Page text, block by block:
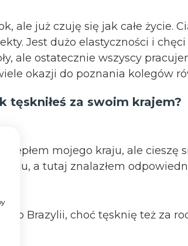
ale już czuję się jak całe życie.
Jest dużo elastyczności i
ale ostatecznie wszyscy
okazji do poznania kolegów
tęskniłeś za swoim krajem?
ciepłem mojego kraju, ale cieszę
a tutaj znalazłem
do Brazylii, choć tęsknię też za